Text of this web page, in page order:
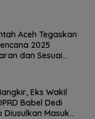
Aceh Tegaskan
2025
dan Sesuai
Eks Wakil
Babel Dedi
Diusulkan Masuk